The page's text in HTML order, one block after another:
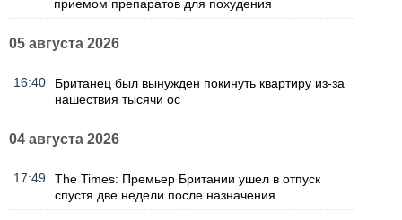
приемом препаратов для похудения
05 августа 2026
16:40
Британец был вынужден покинуть квартиру из-за
нашествия тысячи ос
04 августа 2026
17:49
The Times: Премьер Британии ушел в отпуск
спустя две недели после назначения